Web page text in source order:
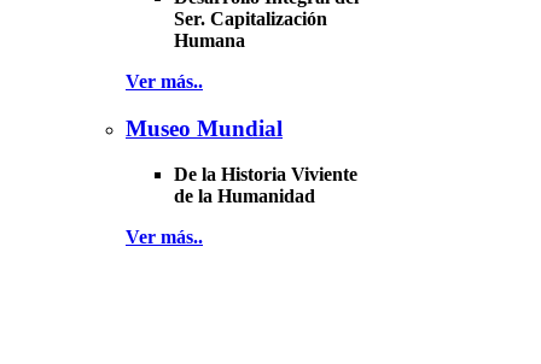
Ser. Capitalización
Humana
Ver más..
Museo Mundial
De la Historia Viviente
de la Humanidad
Ver más..